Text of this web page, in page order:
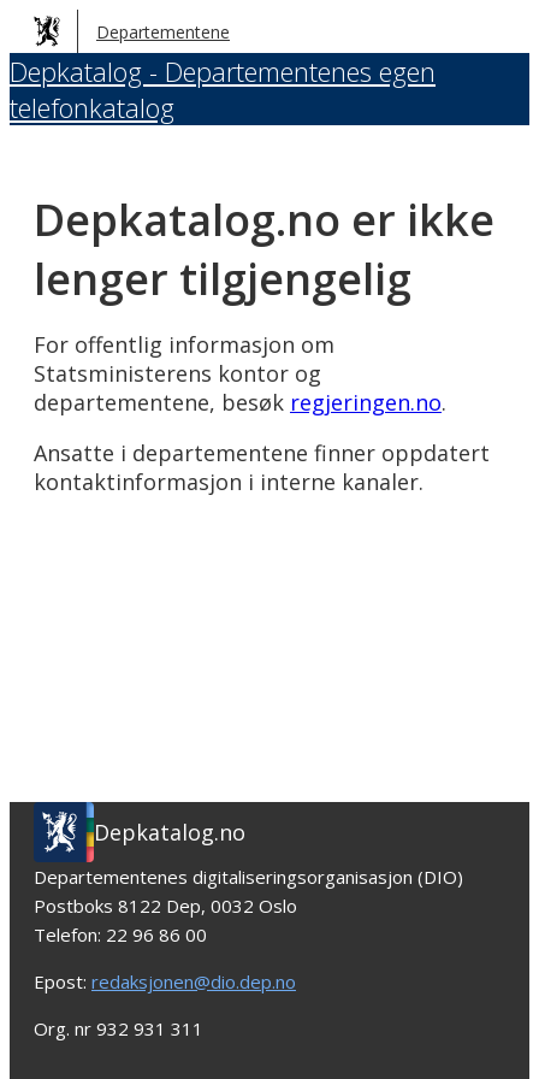
Hopp
til
hovedinnhold
Departementene
Depkatalog - Departementenes egen
telefonkatalog
Depkatalog.no er ikke
lenger tilgjengelig
For offentlig informasjon om
Statsministerens kontor og
departementene, besøk regjeringen.no.
Ansatte i departementene finner oppdatert
kontaktinformasjon i interne kanaler.
Depkatalog.no
Departementenes digitaliseringsorganisasjon (DIO)
Postboks 8122 Dep, 0032 Oslo
Telefon: 22 96 86 00
Epost: redaksjonen@dio.dep.no
Org. nr 932 931 311